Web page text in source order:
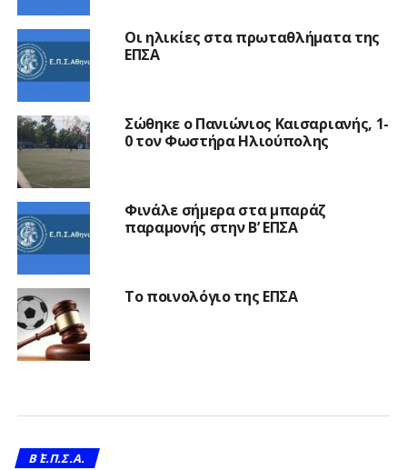
Οι ηλικίες στα πρωταθλήματα της
ΕΠΣΑ
Σώθηκε ο Πανιώνιος Καισαριανής, 1-
0 τον Φωστήρα Ηλιούπολης
Φινάλε σήμερα στα μπαράζ
παραμονής στην Β’ ΕΠΣΑ
Το ποινολόγιο της ΕΠΣΑ
Β΄ Ε.Π.Σ.Α.